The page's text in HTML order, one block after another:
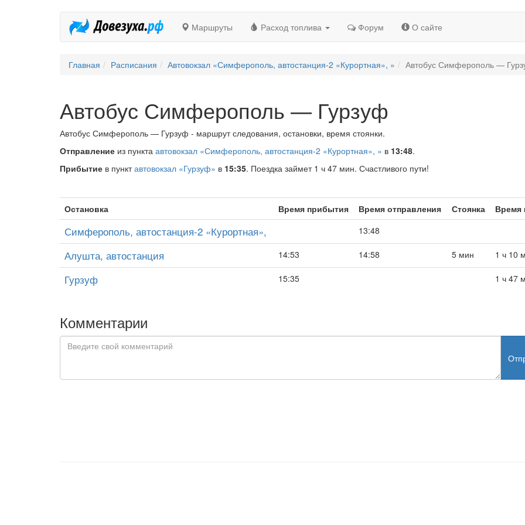
Маршруты Расход топлива Форум О сайте
Главная Расписания Автовокзал «Симферополь, автостанция-2 «Курортная», » Автобус Симферополь —
Автобус Симферополь — Гурзуф
Автобус Симферополь — Гурзуф - маршрут следования, остановки, время стоянки.
Отправление из пункта автовокзал «Симферополь, автостанция-2 «Курортная», » в 13:48.
Прибытие в пунктавтовокзал «Гурзуф» в 15:35. Поездка займет 1 ч 47 мин. Счастливого пути!
Остановка Время прибытия Время отправления Стоянка Время
Симферополь, автостанция-2 «Курортная», 13:48
Алушта, автостанция 14:53 14:58 5 мин 1 ч 10
Гурзуф 15:35 1 ч 47
Комментарии